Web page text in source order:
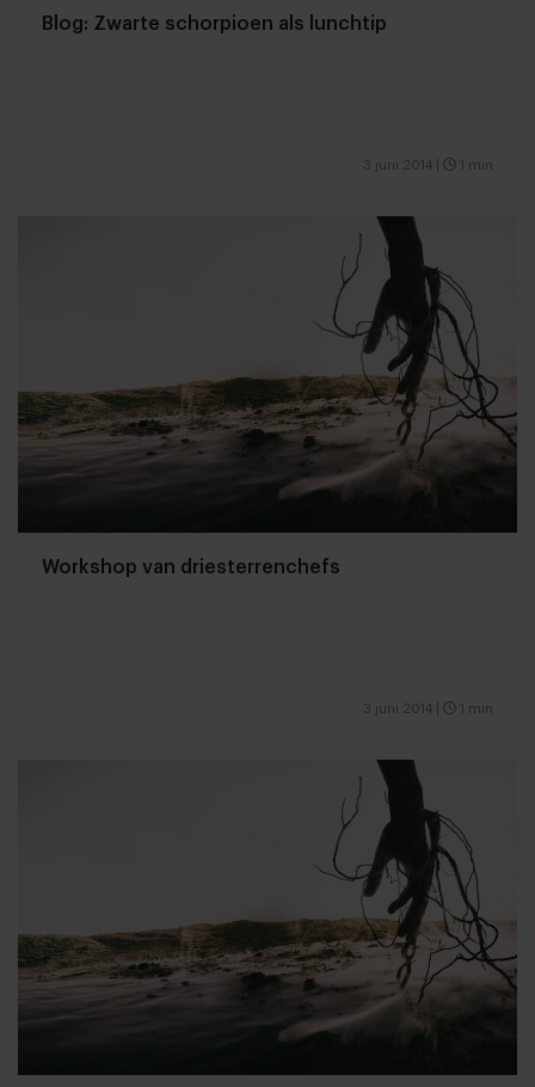
Blog: Zwarte schorpioen als lunchtip
3 juni 2014 1 min
Workshop van driesterrenchefs
3 juni 2014 1 min